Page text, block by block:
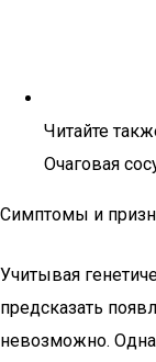
Читайте
Очаговая
Симптомы и
Учитывая
предсказать
невозможно.